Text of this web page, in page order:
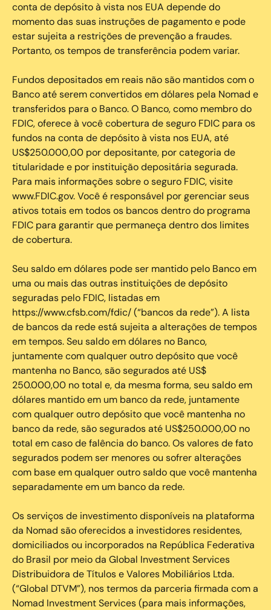
conta de depósito à vista nos EUA depende do
momento das suas instruções de pagamento e pode
estar sujeita a restrições de prevenção a fraudes.
Portanto, os tempos de transferência podem variar.
Fundos depositados em reais não são mantidos com o
Banco até serem convertidos em dólares pela Nomad e
transferidos para o Banco. O Banco, como membro do
FDIC, oferece à você cobertura de seguro FDIC para os
fundos na conta de depósito à vista nos EUA, até
US$250.000,00 por depositante, por categoria de
titularidade e por instituição depositária segurada.
Para mais informações sobre o seguro FDIC, visite
www.FDIC.gov. Você é responsável por gerenciar seus
ativos totais em todos os bancos dentro do programa
FDIC para garantir que permaneça dentro dos limites
de cobertura.
Seu saldo em dólares pode ser mantido pelo Banco em
uma ou mais das outras instituições de depósito
seguradas pelo FDIC, listadas em
https://www.cfsb.com/fdic/ (“bancos da rede”). A lista
de bancos da rede está sujeita a alterações de tempos
em tempos. Seu saldo em dólares no Banco,
juntamente com qualquer outro depósito que você
mantenha no Banco, são segurados até US$
250.000,00 no total e, da mesma forma, seu saldo em
dólares mantido em um banco da rede, juntamente
com qualquer outro depósito que você mantenha no
banco da rede, são segurados até US$250.000,00 no
total em caso de falência do banco. Os valores de fato
segurados podem ser menores ou sofrer alterações
com base em qualquer outro saldo que você mantenha
separadamente em um banco da rede.
Os serviços de investimento disponíveis na plataforma
da Nomad são oferecidos a investidores residentes,
domiciliados ou incorporados na República Federativa
do Brasil por meio da Global Investment Services
Distribuidora de Títulos e Valores Mobiliários Ltda.
(“Global DTVM”), nos termos da parceria firmada com a
Nomad Investment Services (para mais informações,